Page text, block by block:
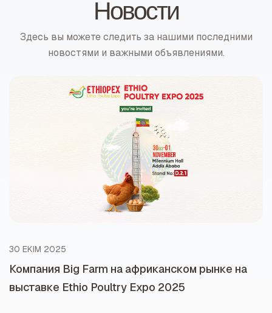
Новости
Здесь вы можете следить за нашими последними
новостями и важными объявлениями.
30 EKIM 2025
Компания Big Farm на африканском рынке на
выставке Ethio Poultry Expo 2025